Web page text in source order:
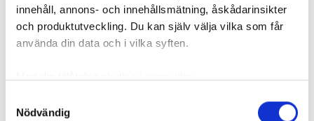
innehåll, annons- och innehållsmätning, åskådarinsikter
och produktutveckling. Du kan själv välja vilka som får
använda din data och i vilka syften.
som kan ha en noggrannhet på upp till flera meter
Nödvändig
Mamman bär ansvar
Notan för att åtgärda vattenskadan landade på 274 885
enligt uppgifterna är barnet som orsakat skadan, är det